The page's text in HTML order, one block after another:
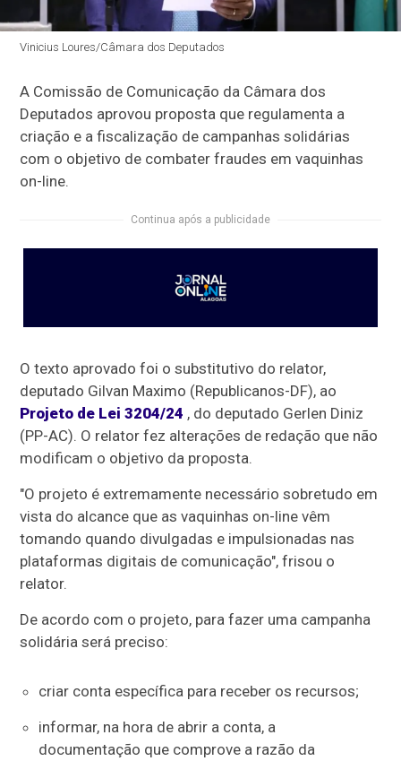
Vinicius Loures/Câmara dos Deputados
A Comissão de Comunicação da Câmara dos
Deputados aprovou proposta que regulamenta a
criação e a fiscalização de campanhas solidárias
com o objetivo de combater fraudes em vaquinhas
on-line.
Continua após a publicidade
O texto aprovado foi osubstitutivo do relator,
deputado Gilvan Maximo (Republicanos-DF), ao
Projeto de Lei 3204/24 , do deputado Gerlen Diniz
(PP-AC). O relator fez alterações de redação que não
modificam o objetivo da proposta.
"O projeto é extremamente necessário sobretudo em
vista do alcance que as vaquinhas on-line vêm
tomando quando divulgadas e impulsionadas nas
plataformas digitais de comunicação", frisou o
relator.
De acordo com o projeto, para fazer uma campanha
solidária será preciso:
criar conta específica para receber os recursos;
informar, na hora de abrir a conta, a
documentação que comprove a razão da